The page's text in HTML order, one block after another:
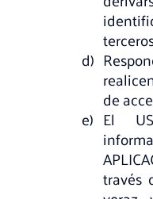
de
El
través